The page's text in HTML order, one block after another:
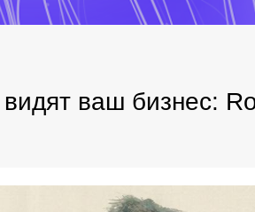
ваш бизнес: